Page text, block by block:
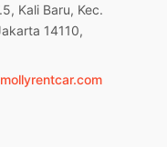
Kali Baru, Kec.
14110,